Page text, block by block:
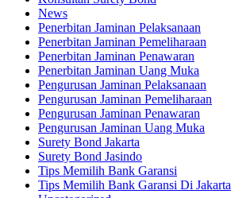
News
Penerbitan Jaminan Pelaksanaan
Penerbitan Jaminan Pemeliharaan
Penerbitan Jaminan Penawaran
Penerbitan Jaminan Uang Muka
Pengurusan Jaminan Pelaksanaan
Pengurusan Jaminan Pemeliharaan
Pengurusan Jaminan Penawaran
Pengurusan Jaminan Uang Muka
Surety Bond Jakarta
Surety Bond Jasindo
Tips Memilih Bank Garansi
Tips Memilih Bank Garansi Di Jakarta